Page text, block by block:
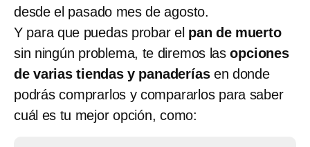
desde el pasado mes de agosto.
Y para que puedas probar el pan de muerto
sin ningún problema, te diremos lasopciones
de varias tiendas y panaderías en donde
podrás comprarlos y compararlos para saber
cuál es tu mejor opción, como: